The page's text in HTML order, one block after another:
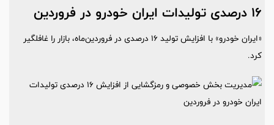
۱۶ درصدی تولیدات ایران خودرو در فروردین
«ایران خودرو» با افزایش تولید ۱۶ درصدی در فروردین‌ماه، بازار را غافلگیر
کرد.